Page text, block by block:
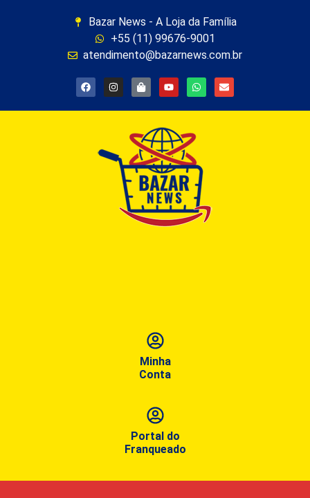
Bazar News - A Loja da Família
+55 (11) 99676-9001
atendimento@bazarnews.com.br
Minha
Conta
Portal do
Franqueado